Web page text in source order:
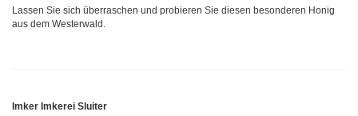
Lassen Sie sich überraschen und probieren Sie diesen besonderen Honig
aus dem Westerwald.
Imker Imkerei Sluiter